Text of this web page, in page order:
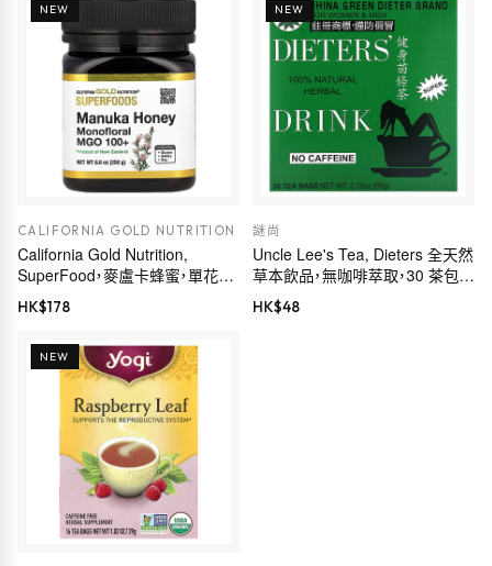
NEW
CALIFORNIA GOLD NUTRITION
California Gold Nutrition,
SuperFood，麥盧卡蜂蜜，單花
MGO 100+，8.8 盎司（250 克）
HK$178
NEW
謎尚
Uncle Lee's Tea, Dieters 全天然
草本飲品，無咖啡萃取，30 茶包，
2.12 盎司（60 克）
HK$48
NEW